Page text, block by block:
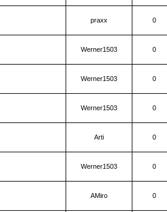
praxx 0
Werner1503 0
Werner1503 0
Werner1503 0
Arti 0
Werner1503 0
AMiro 0